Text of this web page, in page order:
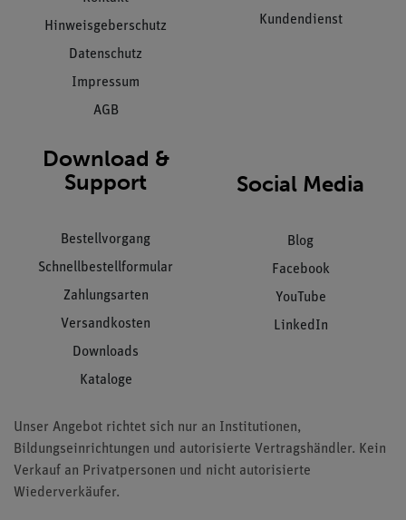
Hinweisgeberschutz
Datenschutz
Impressum
AGB
Kundendienst
Download &
Support
Bestellvorgang
Schnellbestellformular
Zahlungsarten
Versandkosten
Downloads
Kataloge
Social Media
Blog
Facebook
YouTube
LinkedIn
Unser Angebot richtet sich nur an Institutionen,
Bildungseinrichtungen und autorisierte Vertragshändler. Kein
Verkauf an Privatpersonen und nicht autorisierte
Wiederverkäufer.